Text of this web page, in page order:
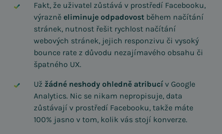
Fakt, že uživatel zůstává v prostředí Facebooku,
výrazně eliminuje odpadovost během načítání
stránek, nutnost řešit rychlost načítání
webových stránek, jejich responzivu či vysoký
bounce rate z důvodu nezajímavého obsahu či
špatného UX.
Už žádné neshody ohledně atribucí v Google
Analytics. Nic se nikam nepropisuje, data
zůstávají v prostředí Facebooku, takže máte
100% jasno v tom, kolik vás stojí konverze.